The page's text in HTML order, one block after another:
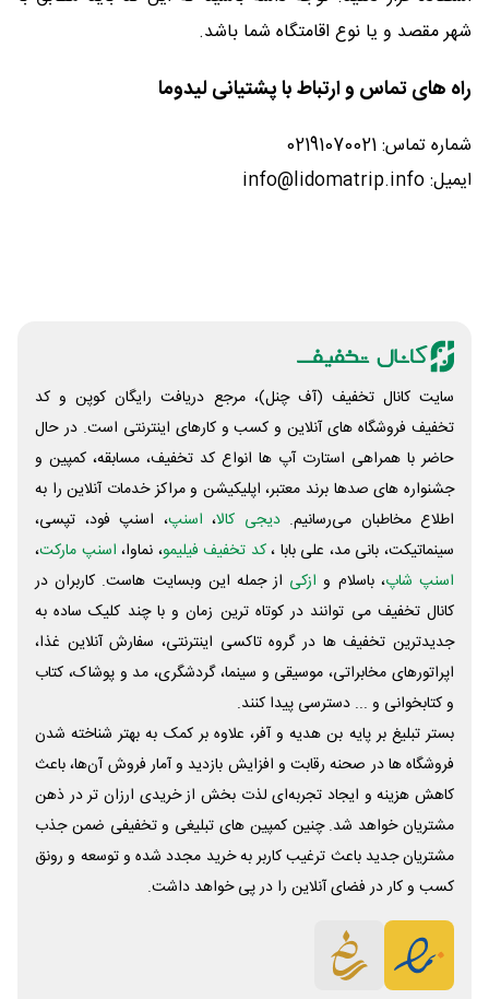
شهر مقصد و یا نوع اقامتگاه شما باشد.
راه های تماس و ارتباط با پشتیانی لیدوما
شماره تماس: 02191070021
ایمیل: info@lidomatrip.info
سایت کانال تخفیف (آف چنل)، مرجع دریافت رایگان کوپن و کد
تخفیف فروشگاه های آنلاین و کسب و‌ کارهای اینترنتی است. در حال
حاضر با همراهی استارت آپ ها انواع کد تخفیف، مسابقه، کمپین و
جشنواره های صدها برند معتبر، اپلیکیشن و مراکز خدمات آنلاین را به
اطلاع مخاطبان می‌رسانیم. دیجی کالا، اسنپ، اسنپ فود، تپسی،
سینماتیکت، بانی مد، علی‌ بابا ،کد تخفیف فیلیمو، نماوا، اسنپ مارکت،
اسنپ شاپ، باسلام و ازکی از جمله این وبسایت ‌هاست. کاربران در
کانال تخفیف می توانند در کوتاه ترین زمان و با چند کلیک ساده به
جدیدترین تخفیف ها در گروه تاکسی اینترنتی، سفارش آنلاین غذا،
اپراتورهای مخابراتی، موسیقی و سینما، گردشگری، مد و پوشاک، کتاب
و کتابخوانی و ... دسترسی پیدا کنند.
بستر تبلیغ بر پایه بن هدیه و آفر، علاوه بر کمک به بهتر شناخته شدن
فروشگاه ها در صحنه رقابت و افزایش بازدید و آمار فروش آن‌ها، باعث
کاهش هزینه و ایجاد تجربه‌ای لذت بخش از خریدی ارزان تر در ذهن
مشتریان خواهد شد. چنین کمپین های تبلیغی و تخفیفی ضمن جذب
مشتریان جدید باعث ترغیب کاربر به خرید مجدد شده و توسعه و رونق
کسب و کار در فضای آنلاین را در پی خواهد داشت.